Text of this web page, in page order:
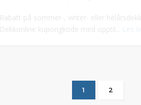
Rabatt på sommer-, vinter- eller helårsdekk.
Dekkonline kupongkode med opptil...
1 2